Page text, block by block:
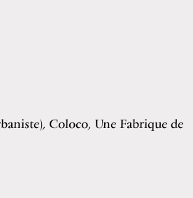
Coloco, Une Fabrique de